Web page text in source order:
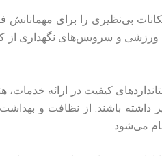
بی‌نظیری را برای مهمانانش
و سرویس‌های نگهداری از
کیفیت در ارائه
داشته باشند. از نظافت و
می‌شود.